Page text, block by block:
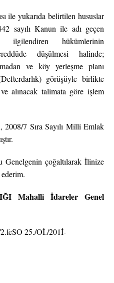
ile yukarıda belirtilen hususlar
sayılı Kanun ile adı geçen
ilgilendiren hükümlerinin
düşülmesi halinde;
ve köy yerleşme planı
görüşüyle birlikte
alınacak talimata göre işlem
2008/7 Sıra Sayılı Milli Emlak
çoğaltılarak İlinize
Mahalli İdareler Genel
25./Oİ./201İ-